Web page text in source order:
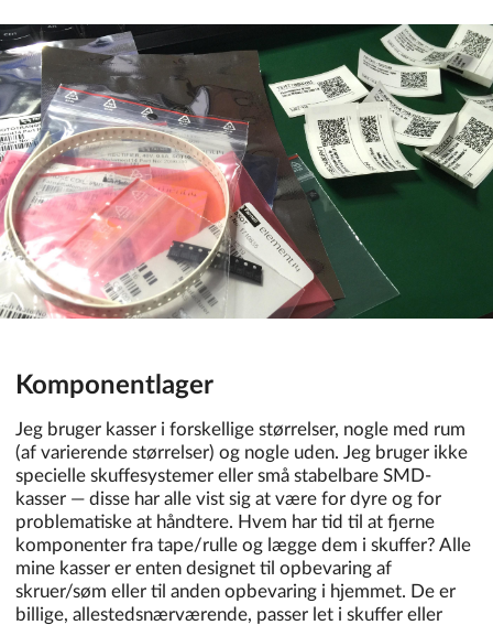
Komponentlager
Jeg bruger kasser i forskellige størrelser, nogle med rum
(af varierende størrelser) og nogle uden. Jeg bruger ikke
specielle skuffesystemer eller små stabelbare SMD-
kasser — disse har alle vist sig at være for dyre og for
problematiske at håndtere. Hvem har tid til at fjerne
komponenter fra tape/rulle og lægge dem i skuffer? Alle
mine kasser er enten designet til opbevaring af
skruer/søm eller til anden opbevaring i hjemmet. De er
billige, allestedsnærværende, passer let i skuffer eller